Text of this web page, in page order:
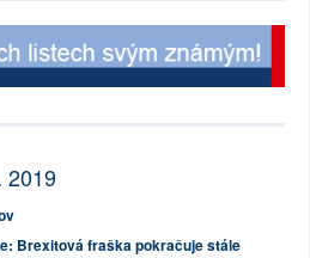
2019
Brexitová fraška pokračuje stále